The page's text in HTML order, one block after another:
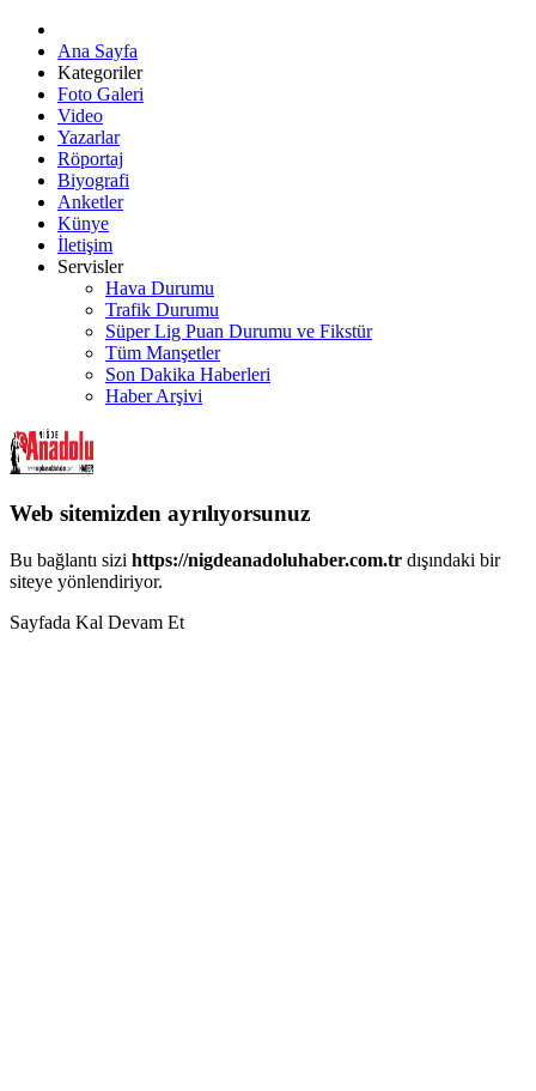
Ana Sayfa
Kategoriler
Foto Galeri
Video
Yazarlar
Röportaj
Biyografi
Anketler
Künye
İletişim
Servisler
Hava Durumu
Trafik Durumu
Süper Lig Puan Durumu ve Fikstür
Tüm Manşetler
Son Dakika Haberleri
Haber Arşivi
Web sitemizden ayrılıyorsunuz
Bu bağlantı sizi https://nigdeanadoluhaber.com.tr dışındaki bir
siteye yönlendiriyor.
Sayfada Kal Devam Et